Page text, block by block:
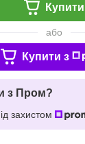
Купити
або
Купити з
з Пром?
захистом